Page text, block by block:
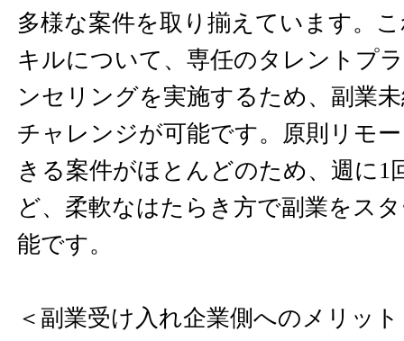
多様な案件を取り揃えています。
キルについて、専任のタレントプ
ンセリングを実施するため、副業
チャレンジが可能です。原則リモ
きる案件がほとんどのため、週に1
ど、柔軟なはたらき方で副業をス
能です。
＜副業受け入れ企業側へのメリッ